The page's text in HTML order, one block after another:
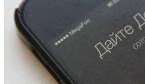
рейтинга: ВолгГТУ и ВолгГМУ
для химической отрасли и
18:39
В Красноармейском районе
конкурс на ремонт моста через
судоходный канал